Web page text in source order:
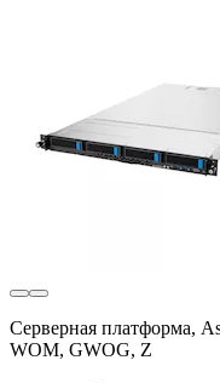
Серверная платформа,
WOM, GWOG, Z